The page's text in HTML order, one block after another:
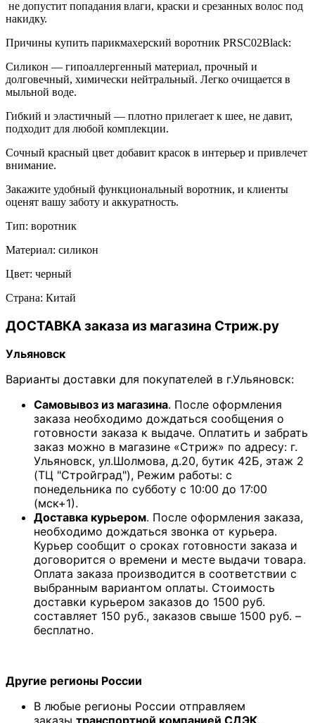
не допустит попадания влаги, краски и срезанных волос под
накидку.
Причины купить парикмахерский воротник PRSC02Black:
Силикон — гипоаллергенный материал, прочный и
долговечный, химически нейтральный. Легко очищается в
мыльной воде.
Гибкий и эластичный — плотно прилегает к шее, не давит,
подходит для любой комплекции.
Сочный красный цвет добавит красок в интерьер и привлечет
внимание.
Закажите удобный функциональный воротник, и клиенты
оценят вашу заботу и аккуратность.
Тип: воротник
Материал: силикон
Цвет: черный
Страна: Китай
ДОСТАВКА заказа из магазина Стриж.ру
Ульяновск
Варианты доставки для покупателей в г.Ульяновск:
Самовывоз из магазина. После оформления
заказа необходимо дождаться сообщения о
готовности заказа к выдаче. Оплатить и забрать
заказ можно в магазине «Стриж» по адресу: г.
Ульяновск, ул.Шолмова, д.20, бутик 42Б, этаж 2
(ТЦ "Стройград"), Режим работы: с
понедельника по субботу с 10:00 до 17:00
(мск+1).
Доставка курьером. После оформления заказа,
необходимо дождаться звонка от курьера.
Курьер сообщит о сроках готовности заказа и
договорится о времени и месте выдачи товара.
Оплата заказа производится в соответствии с
выбранным вариантом оплаты. Стоимость
доставки курьером заказов до 1500 руб.
составляет 150 руб., заказов свыше 1500 руб. –
бесплатно.
Другие регионы России
В любые регионы России отправляем